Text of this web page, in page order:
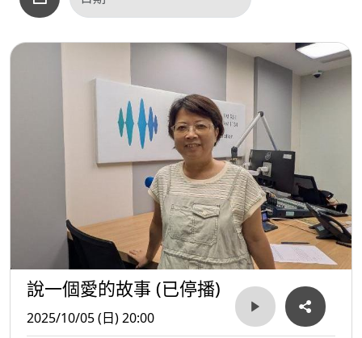
說一個愛的故事 (已停播)
2025/10/05 (日) 20:00